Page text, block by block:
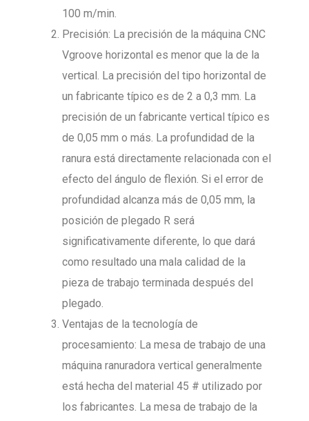
100 m/min.
Precisión: La precisión de la máquina CNC
Vgroove horizontal es menor que la de la
vertical. La precisión del tipo horizontal de
un fabricante típico es de 2 a 0,3 mm. La
precisión de un fabricante vertical típico es
de 0,05 mm o más. La profundidad de la
ranura está directamente relacionada con el
efecto del ángulo de flexión. Si el error de
profundidad alcanza más de 0,05 mm, la
posición de plegado R será
significativamente diferente, lo que dará
como resultado una mala calidad de la
pieza de trabajo terminada después del
plegado.
Ventajas de la tecnología de
procesamiento: La mesa de trabajo de una
máquina ranuradora vertical generalmente
está hecha del material 45 # utilizado por
los fabricantes. La mesa de trabajo de la